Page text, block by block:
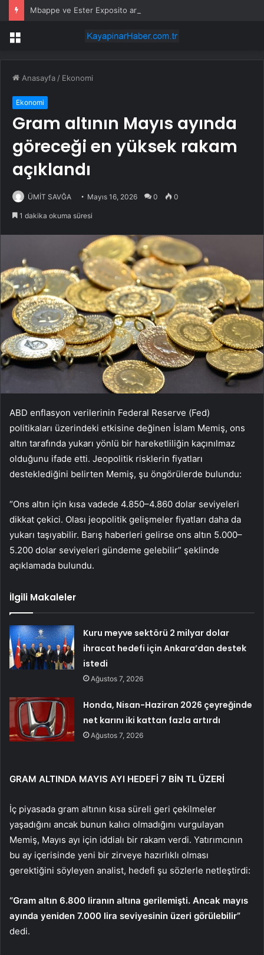
Menü
Anasayfa / Ekonomi
Ekonomi
Gram altının Mayıs ayında
göreceği en yüksek rakam
açıklandı
ÜMİT SAVĞA Mayıs 16, 2026 0 0
1 dakika okuma süresi
ABD enflasyon verilerinin Federal Reserve (Fed)
politikaları üzerindeki etkisine değinen İslam Memiş, ons
altın tarafında yukarı yönlü bir hareketliliğin kaçınılmaz
olduğunu ifade etti. Jeopolitik risklerin fiyatları
desteklediğini belirten Memiş, şu öngörülerde bulundu:
“Ons altın için kısa vadede 4.850–4.860 dolar seviyeleri
dikkat çekici. Olası jeopolitik gelişmeler fiyatları daha da
yukarı taşıyabilir. Barış haberleri gelirse ons altın 5.000–
5.200 dolar seviyeleri gündeme gelebilir” şeklinde
açıklamada bulundu.
İlgili Makaleler
Kuru meyve sektörü 2 milyar dolar
ihracat hedefi için Ankara’dan destek
istedi
Ağustos 7, 2026
Honda, Nisan-Haziran 2026 çeyreğinde
net karını iki kattan fazla artırdı
Ağustos 7, 2026
GRAM ALTINDA MAYIS AYI HEDEFİ 7 BİN TL ÜZERİ
İç piyasada gram altının kısa süreli geri çekilmeler
yaşadığını ancak bunun kalıcı olmadığını vurgulayan
Memiş, Mayıs ayı için iddialı bir rakam verdi. Yatırımcının
bu ay içerisinde yeni bir zirveye hazırlıklı olması
gerektiğini söyleyen analist, hedefi şu sözlerle netleştirdi:
“Gram altın 6.800 liranın altına gerilemişti. Ancak mayıs
ayında yeniden 7.000 lira seviyesinin üzeri görülebilir”
dedi.